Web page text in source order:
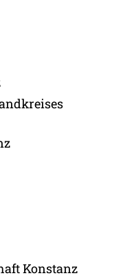
Konstanz